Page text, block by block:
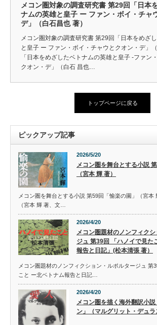
メコン圏対象の調査研究書 第29回「日本
ナムの英雄と皇子 ー ファン・ボイ・チャ
デ」（白石昌也 著）
メコン圏対象の調査研究書 第29回「日本をめざ
と皇子 ー ファン・ボイ・チャウとクオン・デ」（
「日本をめざしたベトナムの英雄と皇子 -ファン
クオン・デ」（白石 昌也…
トップページに戻る
ピックアップ記事
2026/5/20
メコン圏を舞台とする小説
（宮本 輝 著）
メコン圏を舞台とする小説 第59回「愉楽の園」（宮本
（宮本 輝 著、文…
2026/4/20
メコン圏題材のノンフィク
ジュ 第39回 「ハノイで見た
報告と日記」(松本清張 著）
メコン圏題材のノンフィクション・ルポルタージュ 第
こと ー北ベトナム報告と日記…
2026/4/20
メコン圏を描く海外翻訳小
ン」（マルグリット・デュラ